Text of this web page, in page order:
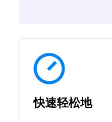
快速轻松地